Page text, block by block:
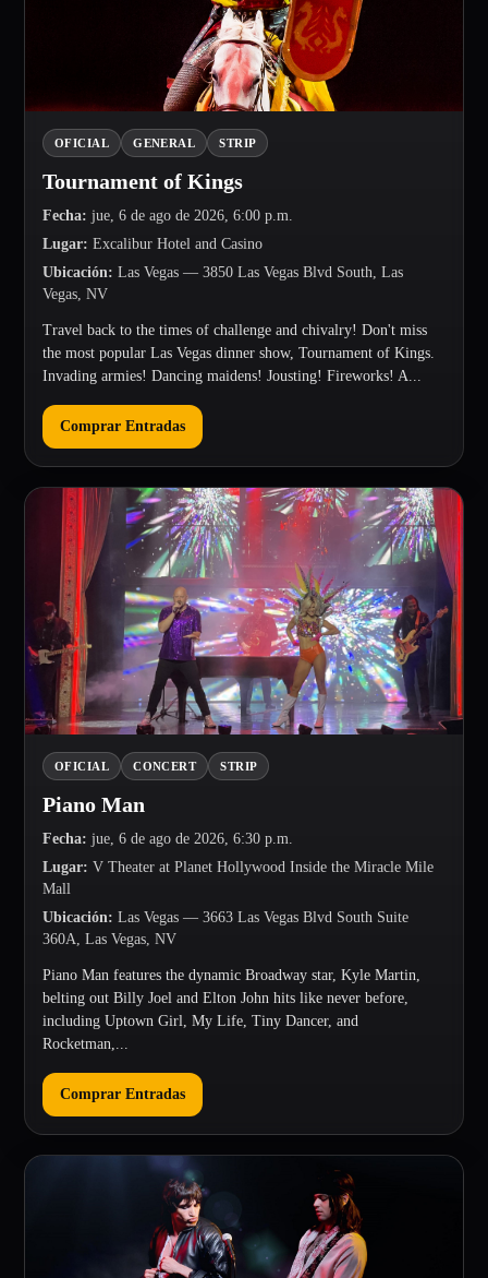
OFICIAL GENERAL STRIP
Tournament of Kings
Fecha: jue, 6 de ago de 2026, 6:00 p.m.
Lugar: Excalibur Hotel and Casino
Ubicación: Las Vegas — 3850 Las Vegas Blvd South, Las
Vegas, NV
Travel back to the times of challenge and chivalry! Don't miss
the most popular Las Vegas dinner show, Tournament of Kings.
Invading armies! Dancing maidens! Jousting! Fireworks! A...
Comprar Entradas
OFICIAL CONCERT STRIP
Piano Man
Fecha: jue, 6 de ago de 2026, 6:30 p.m.
Lugar: V Theater at Planet Hollywood Inside the Miracle Mile
Mall
Ubicación: Las Vegas — 3663 Las Vegas Blvd South Suite
360A, Las Vegas, NV
Piano Man features the dynamic Broadway star, Kyle Martin,
belting out Billy Joel and Elton John hits like never before,
including Uptown Girl, My Life, Tiny Dancer, and
Rocketman,...
Comprar Entradas